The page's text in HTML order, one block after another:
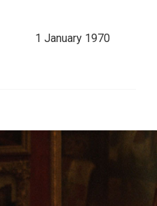
1 January 1970